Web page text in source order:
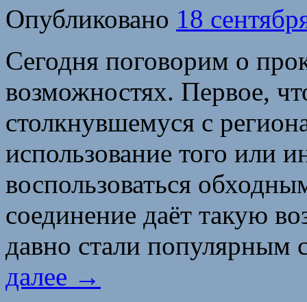
Опубликовано 18
Сегодня поговорим о
возможностях. Первое,
столкнувшемуся с
использование того или
воспользоваться
соединение даёт такую
давно стали
далее →